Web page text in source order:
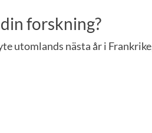
forskning?
utomlands nästa år i